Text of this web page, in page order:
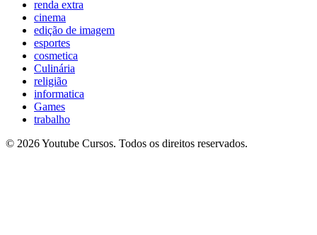
renda extra
cinema
edição de imagem
esportes
cosmetica
Culinária
religião
informatica
Games
trabalho
© 2026 Youtube Cursos. Todos os direitos reservados.